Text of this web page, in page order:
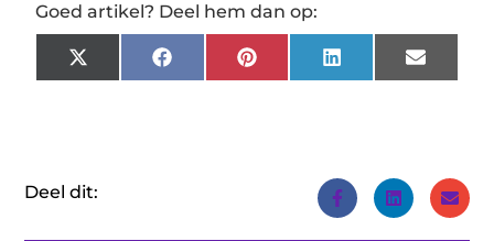
Goed artikel? Deel hem dan op:
X
(Twitter)
FacebookPinterestLinkedInEmail
Deel dit: